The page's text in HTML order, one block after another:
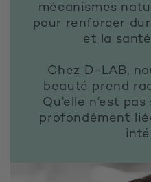
mécanismes
pour renforcer
et la
Chez D-LAB,
beauté prend
Qu’elle n’est
profondément